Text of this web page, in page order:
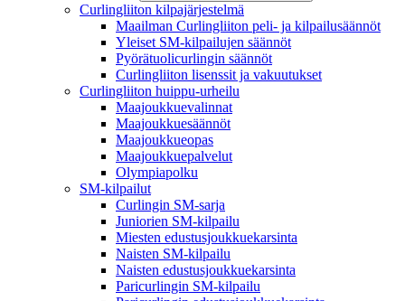
Curlingliiton kilpajärjestelmä
Maailman Curlingliiton peli- ja kilpailusäännöt
Yleiset SM-kilpailujen säännöt
Pyörätuolicurlingin säännöt
Curlingliiton lisenssit ja vakuutukset
Curlingliiton huippu-urheilu
Maajoukkuevalinnat
Maajoukkuesäännöt
Maajoukkueopas
Maajoukkuepalvelut
Olympiapolku
SM-kilpailut
Curlingin SM-sarja
Juniorien SM-kilpailu
Miesten edustusjoukkuekarsinta
Naisten SM-kilpailu
Naisten edustusjoukkuekarsinta
Paricurlingin SM-kilpailu